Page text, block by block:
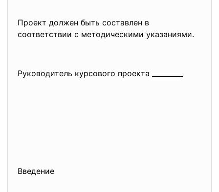
Проект должен быть составлен в
соответствии с методическими указаниями.
Руководитель курсового проекта _________
Введение